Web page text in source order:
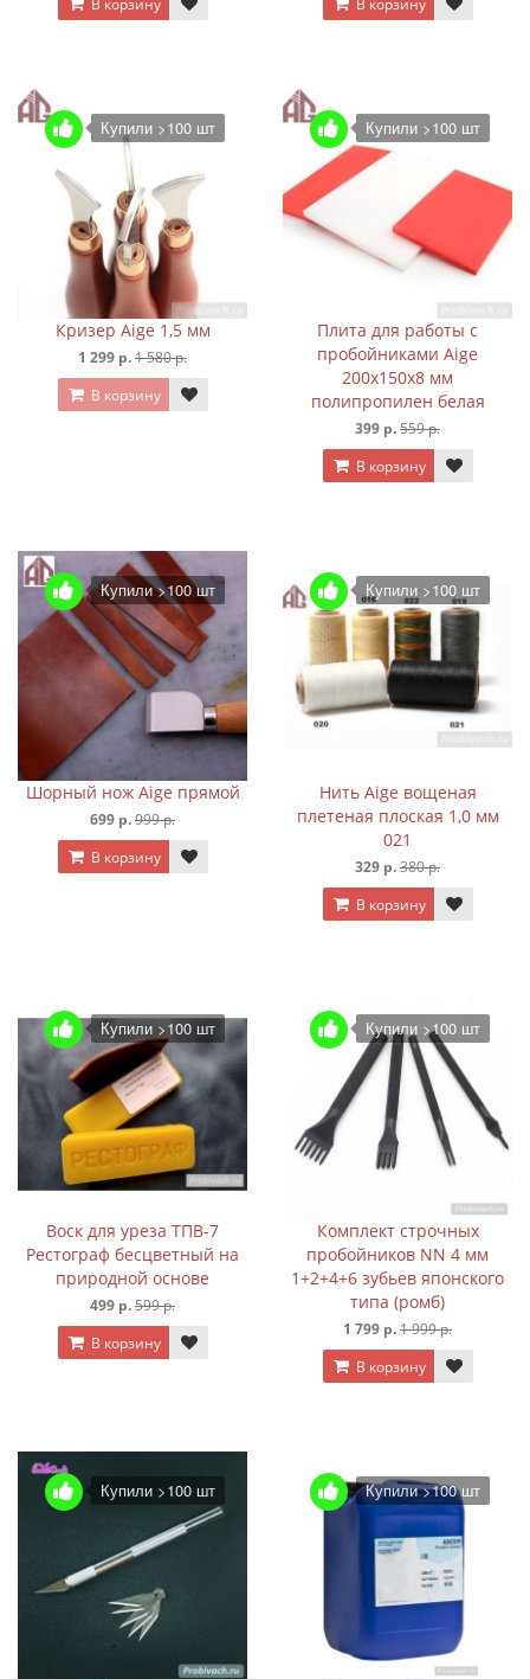
Купили >100 шт
Кризер Aige 1,5 мм
1 299 р.1 580 р.
В корзину
Купили >100 шт
Плита для работы с
пробойниками Aige
200х150х8 мм
полипропилен белая
399 р.559 р.
В корзину
Купили >100 шт
Шорный нож Aige прямой
699 р.999 р.
В корзину
Купили >100 шт
Нить Aige вощеная
плетеная плоская 1,0 мм
021
329 р.380 р.
В корзину
Купили >100 шт
Воск для уреза ТПВ-7
Рестограф бесцветный на
природной основе
499 р.599 р.
В корзину
Купили >100 шт
Комплект строчных
пробойников NN 4 мм
1+2+4+6 зубьев японского
типа (ромб)
1 799 р.1 999 р.
В корзину
Купили >100 шт Купили >100 шт